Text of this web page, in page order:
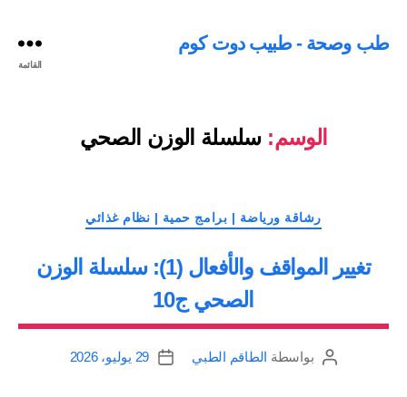
طب وصحة - طبيب دوت كوم
القائمة
الوسم: سلسلة الوزن الصحي
التصنيفات
رشاقة ورياضة | برامج حمية | نظام غذائي
تغيير المواقف والأفعال (1): سلسلة الوزن
الصحي ج10
كاتببواسطة الطاقم الطبي
تاريخ
29 يوليو، 2026